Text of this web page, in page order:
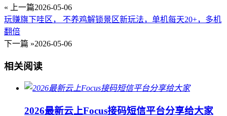
« 上一篇2026-05-06
玩赚旗下哇区， 不养鸡解锁景区新玩法，单机每天20+，多机
翻倍
下一篇 »2026-05-06
相关阅读
2026最新云上Focus接码短信平台分享给大家